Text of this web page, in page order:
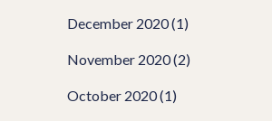
December 2020(1)
November 2020(2)
October 2020(1)